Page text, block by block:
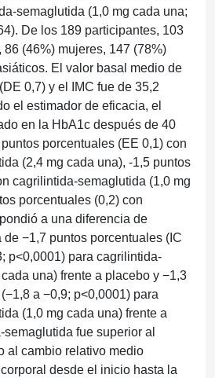
semaglutida (1,0 mg cada una;
De los 189 participantes, 103
86 (46%) mujeres, 147 (78%)
El valor basal medio de
0,7) y el IMC fue de 35,2
el estimador de eficacia, el
en la HbA1c después de 40
porcentuales (EE 0,1) con
(2,4 mg cada una), -1,5 puntos
cagrilintida-semaglutida (1,0 mg
porcentuales (0,2) con
a una diferencia de
−1,7 puntos porcentuales (IC
p<0,0001) para cagrilintida-
una) frente a placebo y −1,3
a −0,9; p<0,0001) para
(1,0 mg cada una) frente a
fue superior al
al cambio relativo medio
desde el inicio hasta la